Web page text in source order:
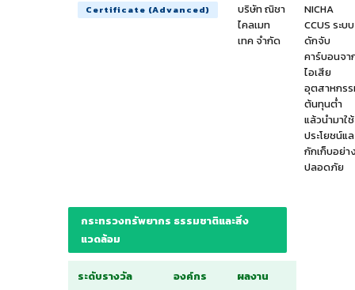
Certificate (Advanced)
บริษัท ณิชา
ไคลเมท
เทค จำกัด
NICHA
CCUS ระบบ
ดักจับ
คาร์บอนจา
ไอเสีย
อุตสาหกร
ต้นทุนต่ำ
แล้วนำมาใช้
ประโยชน์แล
กักเก็บอย่า
ปลอดภัย
กระทรวงทรัพยากร ธรรมชาติและสิ่ง
แวดล้อม
ระดับรางวัล องค์กร ผลงาน